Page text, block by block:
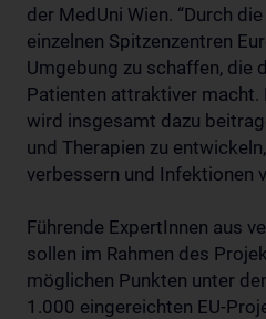
der MedUni Wien. “Durch
einzelnen Spitzenzentren
Umgebung zu schaffen, die
Patienten attraktiver macht.
wird insgesamt dazu
und Therapien zu
verbessern und Infektionen
Führende ExpertInnen aus
sollen im Rahmen des
möglichen Punkten unter
1.000 eingereichten EU-